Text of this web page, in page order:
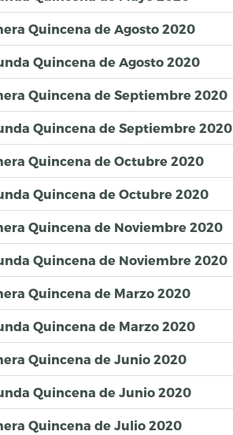
Quincena de Agosto 2020
Quincena de Agosto 2020
Quincena de Septiembre 2020
Quincena de Septiembre 2020
Quincena de Octubre 2020
Quincena de Octubre 2020
Quincena de Noviembre 2020
Quincena de Noviembre 2020
Quincena de Marzo 2020
Quincena de Marzo 2020
Quincena de Junio 2020
Quincena de Junio 2020
Quincena de Julio 2020